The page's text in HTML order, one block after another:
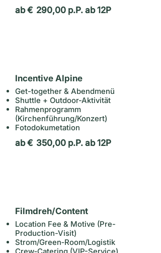
ab € 290,00 p.P. ab 12P
Incentive Alpine
Get-together & Abendmenü
Shuttle + Outdoor-Aktivität
Rahmenprogramm
(Kirchenführung/Konzert)
Fotodokumetation
ab € 350,00 p.P. ab 12P
Filmdreh/Content
Location Fee & Motive (Pre-
Production-Visit)
Strom/Green‑Room/Logistik